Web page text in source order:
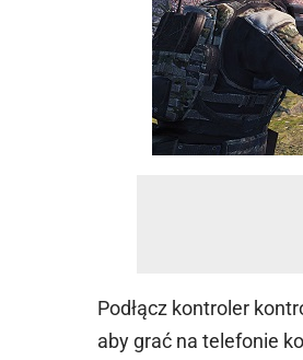
Podłącz kontroler
aby grać na telefonie